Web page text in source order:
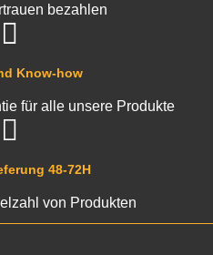
48-72H
von Produkten
Know-how
für alle unsere Produkte
bezahlen